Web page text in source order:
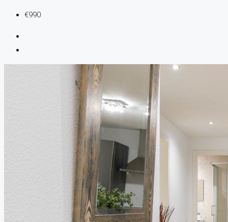
€990